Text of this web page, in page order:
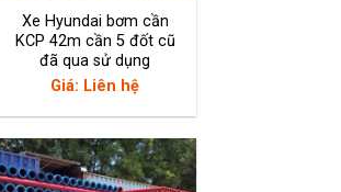
Xe Hyundai bơm cần
KCP 42m cần 5 đốt cũ
đã qua sử dụng
Giá: Liên hệ